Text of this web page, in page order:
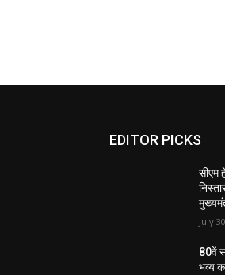
EDITOR PICKS
सीएम
July
80वें
भव्य